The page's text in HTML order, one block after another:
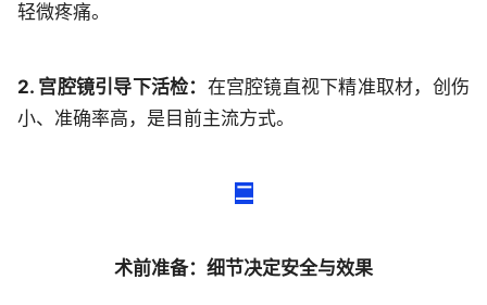
轻微疼痛。
2. 宫腔镜引导下活检： 在宫腔镜直视下精准取材，创伤
小、准确率高，是目前主流方式。
二
术前准备：细节决定安全与效果